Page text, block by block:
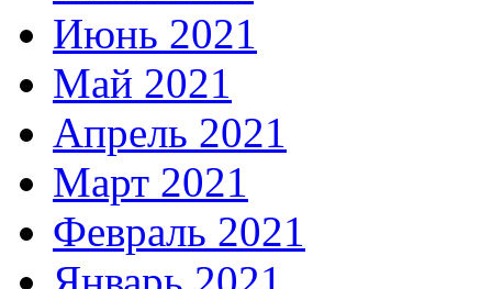
Июнь 2021
Май 2021
Апрель 2021
Март 2021
Февраль 2021